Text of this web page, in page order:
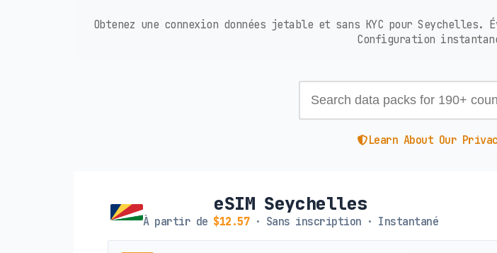
Obtenez une connexion données jetable et sans KYC pour
Configuration
Learn About Our
eSIM Seychelles
À partir de $12.57· Sans inscription · Instantané